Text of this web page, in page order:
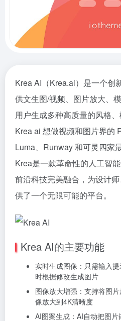
Krea AI（Krea.ai）是一个创
供文生图/视频、图片放大、
用户生成多种高质量的风格、
Krea ai 想做视频和图片界的
Luma、Runway 和可灵四家
Krea是一款革命性的人工智
前沿科技完美融合，为设计
供了一个无限可能的平台。
Krea AI的主要功能
实时生成图像：只需输入
时根据修改生成图片
图像放大增强：支持将图
像放大到4K清晰度
AI图案生成：AI自动把图